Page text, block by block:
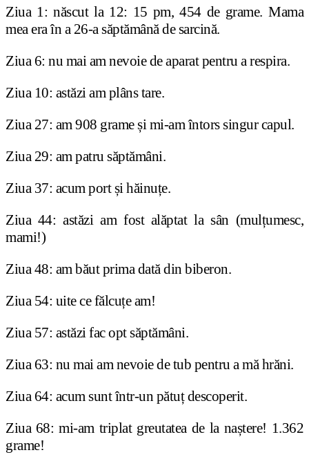
Ziua 1: născut la 12: 15 pm, 454 de grame. Mama
mea era în a 26-a săptămână de sarcină.
Ziua 6: nu mai am nevoie de aparat pentru a respira.
Ziua 10: astăzi am plâns tare.
Ziua 27: am 908 grame și mi-am întors singur capul.
Ziua 29: am patru săptămâni.
Ziua 37: acum port și hăinuțe.
Ziua 44: astăzi am fost alăptat la sân (mulțumesc,
mami!)
Ziua 48: am băut prima dată din biberon.
Ziua 54: uite ce fălcuțe am!
Ziua 57: astăzi fac opt săptămâni.
Ziua 63: nu mai am nevoie de tub pentru a mă hrăni.
Ziua 64: acum sunt într-un pătuț descoperit.
Ziua 68: mi-am triplat greutatea de la naștere! 1.362
grame!